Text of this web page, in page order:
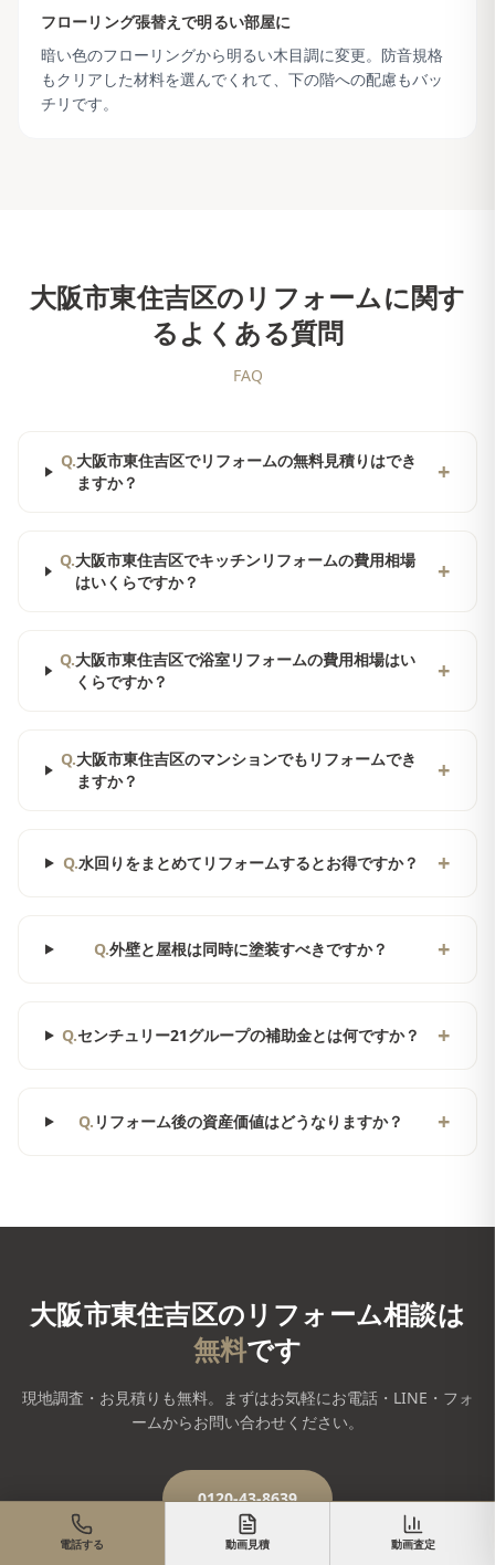
フローリング張替えで明るい部屋に
暗い色のフローリングから明るい木目調に変更。防音規格
もクリアした材料を選んでくれて、下の階への配慮もバッ
チリです。
大阪市東住吉区のリフォームに関す
るよくある質問
FAQ
Q.大阪市東住吉区でリフォームの無料見積りはでき
ますか？
+
Q.大阪市東住吉区でキッチンリフォームの費用相場
はいくらですか？
+
Q.大阪市東住吉区で浴室リフォームの費用相場はい
くらですか？
+
Q.大阪市東住吉区のマンションでもリフォームでき
ますか？
+
Q.水回りをまとめてリフォームするとお得ですか？ +
Q.外壁と屋根は同時に塗装すべきですか？ +
Q.センチュリー21グループの補助金とは何ですか？ +
Q. リフォーム後の資産価値はどうなりますか？ +
大阪市東住吉区のリフォーム相談は
無料です
現地調査・お見積りも無料。まずはお気軽にお電話・LINE・フォ
ームからお問い合わせください。
0120-43-8639
LINEで相談
電話する 動画見積 動画査定